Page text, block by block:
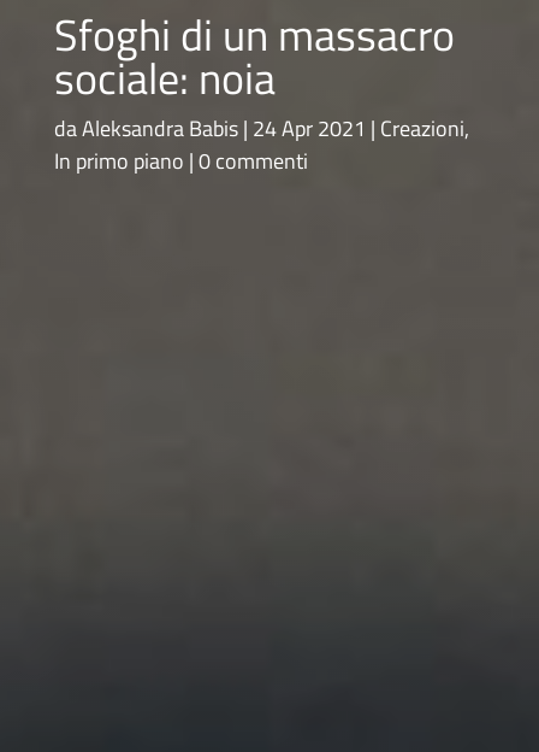
Sfoghi di un massacro
sociale: noia
daAleksandra Babis 24 Apr 2021 Creazioni,
In primo piano 0 commenti